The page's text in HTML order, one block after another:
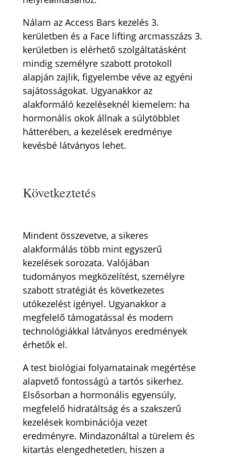
Nálam az Access Bars kezelés 3.
kerületben és a Face lifting arcmasszázs 3.
kerületben is elérhető szolgáltatásként
mindig személyre szabott protokoll
alapján zajlik, figyelembe véve az egyéni
sajátosságokat. Ugyanakkor az
alakformáló kezeléseknél kiemelem: ha
hormonális okok állnak a súlytöbblet
hátterében, a kezelések eredménye
kevésbé látványos lehet.
Következtetés
Mindent összevetve, a sikeres
alakformálás több mint egyszerű
kezelések sorozata. Valójában
tudományos megközelítést, személyre
szabott stratégiát és következetes
utókezelést igényel. Ugyanakkor a
megfelelő támogatással és modern
technológiákkal látványos eredmények
érhetők el.
A test biológiai folyamatainak megértése
alapvető fontosságú a tartós sikerhez.
Elsősorban a hormonális egyensúly,
megfelelő hidratáltság és a szakszerű
kezelések kombinációja vezet
eredményre. Mindazonáltal a türelem és
kitartás elengedhetetlen, hiszen a